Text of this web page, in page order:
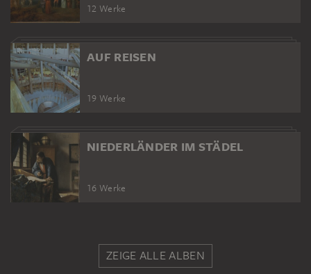
12 Werke
AUF REISEN
19 Werke
NIEDERLÄNDER IM STÄDEL
16 Werke
ZEIGE ALLE ALBEN